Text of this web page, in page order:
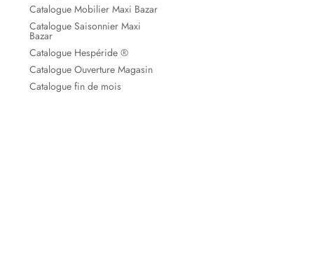
Catalogue Mobilier Maxi Bazar
Catalogue Saisonnier Maxi
Bazar
Catalogue Hespéride ®
Catalogue Ouverture Magasin
Catalogue fin de mois